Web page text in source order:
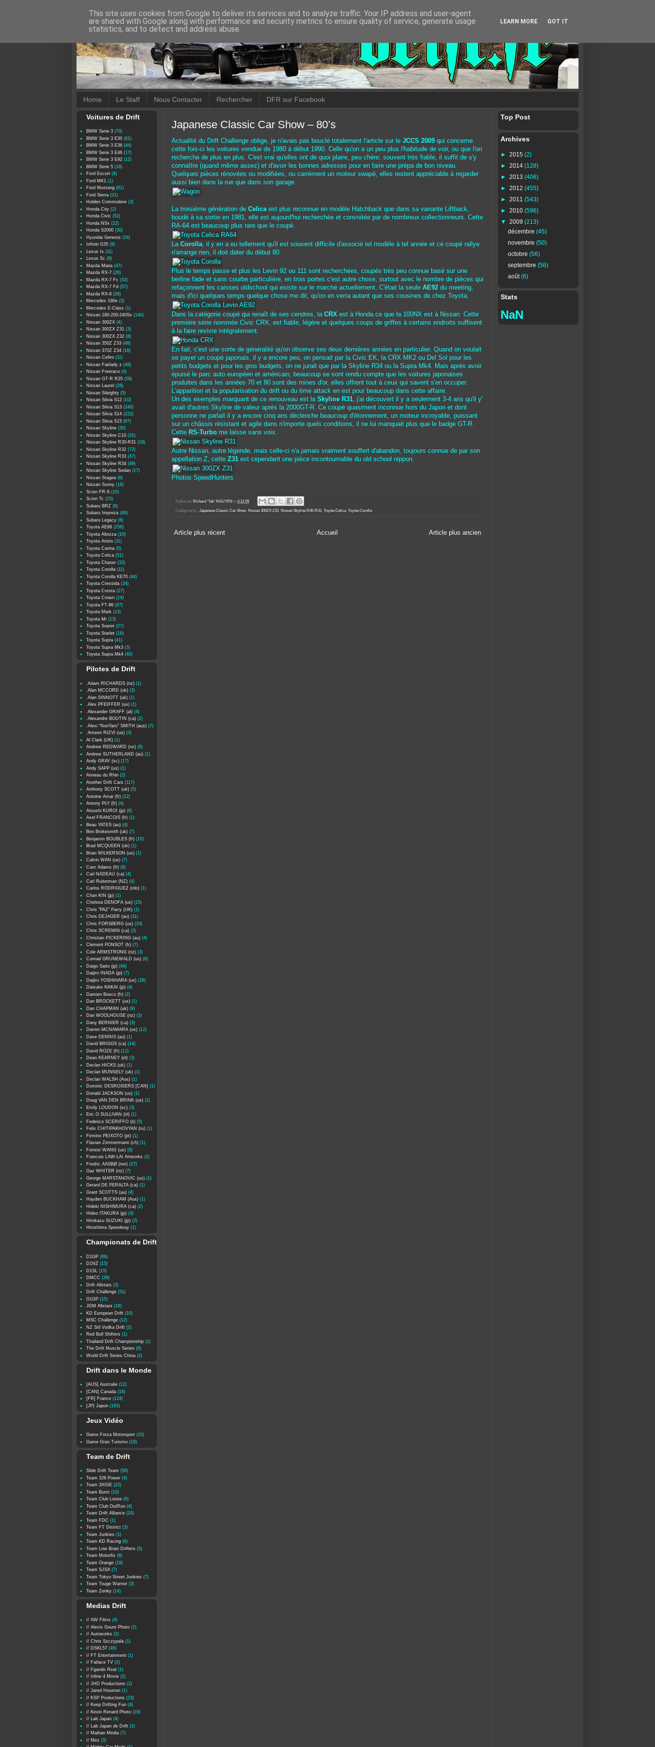
Home Le Staff Nous Contacter Rechercher DFR sur Facebook
Japanese Classic Car Show – 80’s
Actualité du Drift Challenge oblige, je n'avais pas bouclé totalement l'article sur le JCCS 2009 qui concerne
cette fois-ci les voitures vendue de 1980 à début 1990. Celle qu'on a un peu plus l'habitude de voir, ou que l'on
recherche de plus en plus. C'est vrai qu'elles ont de quoi plaire, peu chère, souvent très fiable, il suffit de s'y
connaître (quand même assez) et d'avoir les bonnes adresses pour en faire une prépa de bon niveau.
Quelques pièces rénovées ou modifiées, ou carrément un moteur swapé, elles restent appréciable à regarder
aussi bien dans la rue que dans son garage.
La troisième génération de Celicaest plus reconnue en modèle Hatchback que dans sa variante Liftback,
boudé à sa sortie en 1981, elle est aujourd'hui recherchée et convoitée par de nombreux collectionneurs. Cette
RA-64 est beaucoup plus rare que le coupé.
La Corolla, il y en a eu tellement qu'il est souvent difficile d'associé tel modèle à tel année et ce coupé rallye
n'arrange rien, il doit dater du début 80.
Plus le temps passe et plus les Levin 92 ou 111 sont recherchées, coupés très peu connue basé sur une
berline fade et sans courbe particulière, en trois portes c'est autre chose, surtout avec le nombre de pièces qui
refaçonnent les caisses oldschool qui existe sur le marché actuellement. C'était la seule AE92 du meeting,
mais d'ici quelques temps quelque chose me dit, qu'on en verra autant que ses cousines de chez Toyota.
Dans la catégorie coupé qui renaît de ses cendres, la CRX est à Honda ce que la 100NX est à Nissan. Cette
première série nommée Civic CRX, est fiable, légère et quelques coups de griffes à certains endroits suffisent
à la faire revivre intégralement.
En fait, c'est une sorte de généralité qu'on observe ses deux dernières années en particulier. Quand on voulait
se payer un coupé japonais, il y a encore peu, on pensait par la Civic EK, la CRX MK2 ou Del Sol pour les
petits budgets et pour les gros budgets, on ne jurait que par la Skyline R34 ou la Supra Mk4. Mais après avoir
épuisé le parc auto européen et américain, beaucoup se sont rendu compte que les voitures japonaises
produites dans les années 70 et 80 sont des mines d'or, elles offrent tout à ceux qui savent s'en occuper.
L'apparition et la popularisation du drift ou du time attack en est pour beaucoup dans cette affaire.
Un des exemples marquant de ce renouveau est la Skyline R31, j'ai découvert il y a seulement 3-4 ans qu'il y'
avait d'autres Skyline de valeur après la 2000GT-R. Ce coupé quasiment inconnue hors du Japon et dont
personne ne parlait il y a encore cinq ans déclenche beaucoup d'étonnement, un moteur incroyable, puissant
sur un châssis résistant et agile dans n'importe quels conditions, il ne lui manquait plus que le badge GT-R.
Cette RS-Turbo me laisse sans voix.
Autre Nissan, autre légende, mais celle-ci n'a jamais vraiment souffert d'abandon, toujours connue de par son
appellation Z, cette Z31 est cependant une pièce incontournable du old school nippon.
Photos SpeedHunters
Publié par Richard 'Tak' NGUYEN le 4.12.09
Catégorie(s) : Japanese Classic Car Show, Nissan 300ZX Z31, Nissan Skyline R30-R31, Toyota Celica, Toyota Corolla
Article plus récent Article plus ancien
Accueil
Voitures de Drift
BMW Serie 3 (70)
BMW Serie 3 E30 (61)
BMW Serie 3 E36 (44)
BMW Serie 3 E46 (17)
BMW Serie 3 E92 (12)
BMW Serie 5 (18)
Ford Escort (4)
Ford MK1 (1)
Ford Mustang (81)
Ford Sierra (21)
Holden Commodore (3)
Honda City (2)
Honda Civic (52)
Honda NSx (22)
Honda S2000 (30)
Hyundai Genesis (16)
Infiniti G35 (9)
Lexus Is (11)
Lexus Sc (9)
Mazda Miata (47)
Mazda RX-7 (26)
Mazda RX-7 Fc (32)
Mazda RX-7 Fd (57)
Mazda RX-8 (26)
Mercedes 190e (3)
Mercedes E-Class (1)
Nissan 180-200-240Sx (140)
Nissan 300ZX (4)
Nissan 300ZX Z31 (3)
Nissan 300ZX Z32 (8)
Nissan 350Z Z33 (48)
Nissan 370Z Z34 (18)
Nissan Cefiro (11)
Nissan Fairlady z (48)
Nissan Freerace (4)
Nissan GT-R R35 (58)
Nissan Laurel (28)
Nissan Sileighty (5)
Nissan Silvia S12 (10)
Nissan Silvia S13 (240)
Nissan Silvia S14 (222)
Nissan Silvia S15 (87)
Nissan Skyline (30)
Nissan Skyline C10 (31)
Nissan Skyline R30-R31 (18)
Nissan Skyline R32 (72)
Nissan Skyline R33 (47)
Nissan Skyline R34 (49)
Nissan Skyline Sedan (17)
Nissan Stagea (6)
Nissan Sunny (16)
Scion FR-S (10)
Scion Tc (15)
Subaru BRZ (6)
Subaru Impreza (46)
Subaru Legacy (6)
Toyota AE86 (256)
Toyota Altezza (10)
Toyota Aristo (11)
Toyota Carina (5)
Toyota Celica (51)
Toyota Chaser (33)
Toyota Corolla (11)
Toyota Corolla KE70 (44)
Toyota Cressida (34)
Toyota Cresta (27)
Toyota Crown (14)
Toyota FT-86 (67)
Toyota Mark (13)
Toyota Mr (13)
Toyota Soarer (27)
Toyota Starlet (18)
Toyota Supra (41)
Toyota Supra Mk3 (3)
Toyota Supra Mk4 (40)
Pilotes de Drift
.Adam RICHARDS (nz) (1)
.Alan MCCORD (uk) (3)
.Alan SINNOTT (uk) (1)
.Alex PFEIFFER (us) (1)
.Alexander GRAFF (al) (4)
.Alexandre BOUTIN (ca) (2)
.Alexi "NoriYaro" SMITH (aus) (7)
.Ameen RIZVI (us) (3)
Al Clark (UK) (1)
Andrew REDWARD (nz) (6)
Andrew SUTHERLAND (au) (1)
Andy GRAY (sc) (17)
Andy SAPP (us) (1)
Anneau du Rhin (2)
Another Drift Cars (117)
Anthony SCOTT (uk) (5)
Antoine Amar (fr) (12)
Antony PLY (fr) (4)
Atsushi KUROI (jp) (6)
Axel FRANCOIS (fr) (1)
Beau YATES (au) (4)
Ben Brokesmith (uk) (7)
Benjamin BOUBLES (fr) (10)
Brad MCQUEEN (uk) (1)
Brian WILKERSON (us) (1)
Calvin WAN (us) (7)
Cam Adams (fr) (9)
Carl NADEAU (ca) (4)
Carl Ruiterman (NZ) (4)
Carlos RODRIGUEZ (rdo) (1)
Chan KIN (jp) (1)
Chelsea DENOFA (us) (15)
Chris "PAZ" Parry (UK) (1)
Chris DEJAGER (au) (11)
Chris FORSBERG (us) (33)
Chris SCREMIN (ca) (3)
Christian PICKERING (au) (4)
Clement PONSOT (fr) (7)
Cole ARMSTRONG (nz) (3)
Conrad GRUNEWALD (us) (6)
Daigo Saito (jp) (44)
Daijiro INADA (jp) (7)
Daijiro YOSHIHARA (us) (28)
Daisuke NAKAI (jp) (4)
Damien Bosco (fr) (2)
Dan BROCKETT (us) (1)
Dan CHAPMAN (uk) (9)
Dan WOOLHOUSE (nz) (3)
Dany BERNIER (ca) (3)
Darren MCNAMARA (us) (12)
Dave DENNIS (au) (1)
David BRIGGS (ca) (14)
David ROZE (fr) (12)
Dean KEARNEY (irl) (3)
Declan HICKS (uk) (1)
Declan MUNNELY (uk) (1)
Declan WALSH (Aus) (1)
Dominic DESROSIERS [CAN] (1)
Donald JACKSON (us) (1)
Doug VAN DEN BRINK (us) (2)
Emily LOUDON (sc) (3)
Eric O SULLIVAN (irl) (1)
Federico SCERIFFO (it) (5)
Felix CHITIPAKHOVYAN (ru) (1)
Firmino PEIXOTO (pt) (1)
Flavian Zimmermann (ch) (1)
Forrest WANG (us) (6)
Francois LAW-LAI Artworks (2)
Fredric AASBØ (nor) (27)
Gaz WHITER (nz) (7)
George MARSTANOVIC (us) (1)
Gerard DE PERALTA (ca) (1)
Grant SCOTTS (au) (4)
Hayden BUCKHAM (Aus) (1)
Hideki NISHIMURA (ca) (2)
Hideo ITAKURA (jp) (3)
Hirokazu SUZUKI (jp) (2)
Hiroshima Speedway (1)
Championats de Drift
D1GP (69)
D1NZ (15)
D1SL
(15)
DMCC (38)
Drift Allstars (3)
Drift Challenge (51)
G1GP (15)
JDM Allstars (18)
KD European Drift (10)
MSC Challenge (12)
NZ Stil Vodka Drift (2)
Red Bull Shifters (1)
Thailand Drift Championship (1)
The Drift Muscle Series (8)
World Drift Series China (2)
Drift dans le Monde
[AUS] Australie (12)
[CAN] Canada (18)
[FR] France (124)
[JP] Japon (193)
Jeux Vidéo
Game Forza Motorsport (10)
Game Gran Turismo (18)
Team de Drift
Slide Drift Team (56)
Team 326 Power (4)
Team 3XIGE (22)
Team Burst (10)
Team Club Loose (6)
Team Club OutRun (4)
Team Drift Alliance (20)
Team FDC (1)
Team FT District (3)
Team Junkies (1)
Team KD Racing (6)
Team Low Brain Drifters (5)
Team Motorfix (8)
Team Orange (19)
Team SJSA (7)
Team Tokyo Street Junkies (7)
Team Touge Warrior (3)
Team Zenky (14)
Medias Drift
// AW Films (4)
// Alexis Goure Photo (2)
// Autoworks (2)
// Chris Szczypala (1)
// DSKL57 (46)
// FT Entertainment (1)
// Fatlace TV (2)
// Fgando Real (1)
// Inline 4 Movie (1)
// JHD Productions (2)
// Jared Houston (1)
// KSP Productions (23)
// Keep Drifting Fun (4)
// Kevin Renard Photo (19)
// Lab Japan (4)
// Lab Japan de Drift (2)
// Maihan Media (7)
// Mez (3)
Top Post
Archives
► 2015 (2)
► 2014 (128)
► 2013 (406)
► 2012 (455)
► 2011 (543)
► 2010 (596)
▼ 2009 (213)
décembre (45)
novembre (50)
octobre (56)
septembre (56)
août(6)
Stats
NaN
This site uses cookies from Google to deliver its services and to analyze traffic. Your IP address and user-agent
are shared with Google along with performance and security metrics to ensure quality of service, generate usage
statistics, and to detect and address abuse.
LEARN MORE GOT IT